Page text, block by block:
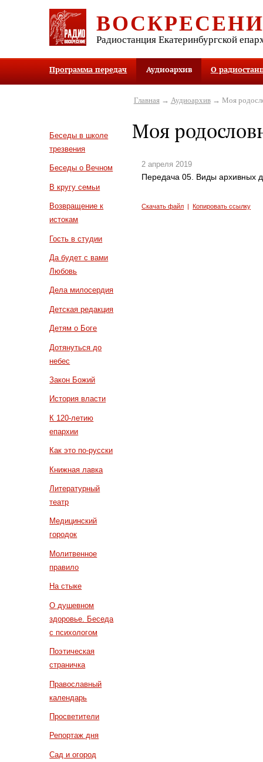
Радиостанция Екатеринбургской
Программа передач Аудиоархив О
Беседы в школе
трезвения
Беседы о Вечном
В кругу семьи
Возвращение к
истокам
Гость в студии
Да будет с вами
Любовь
Дела милосердия
Детская редакция
Детям о Боге
Дотянуться до
небес
Закон Божий
История власти
К 120-летию
епархии
Как это по-русски
Книжная лавка
Литературный
театр
Медицинский
городок
Молитвенное
правило
На стыке
О душевном
здоровье. Беседа
с психологом
Поэтическая
страничка
Православный
календарь
Просветители
Репортаж дня
Сад и огород
Главная→ Аудиоархив→ Моя
Моя
2 апреля 2019
Передача 05. Виды архивных
Скачать файл |Копировать ссылку